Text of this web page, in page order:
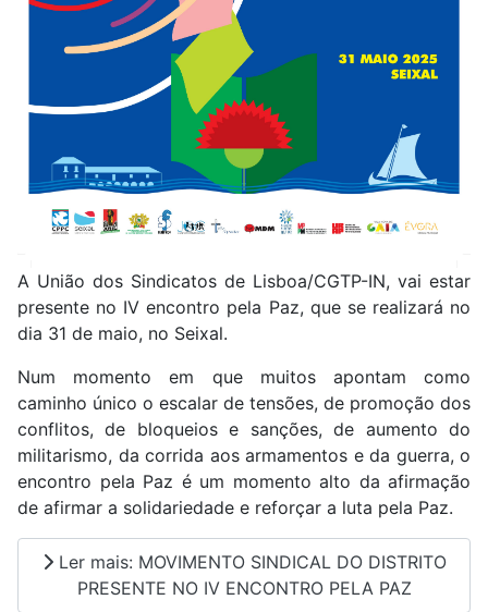
A União dos Sindicatos de Lisboa/CGTP-IN, vai estar
presente no IV encontro pela Paz, que se realizará no
dia 31 de maio, no Seixal.
Num momento em que muitos apontam como
caminho único o escalar de tensões, de promoção dos
conflitos, de bloqueios e sanções, de aumento do
militarismo, da corrida aos armamentos e da guerra, o
encontro pela Paz é um momento alto da afirmação
de afirmar a solidariedade e reforçar a luta pela Paz.
Ler mais: MOVIMENTO SINDICAL DO DISTRITO
PRESENTE NO IV ENCONTRO PELA PAZ